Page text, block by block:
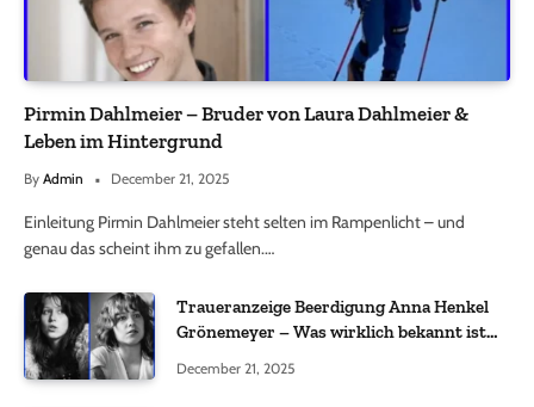
Pirmin Dahlmeier – Bruder von Laura Dahlmeier &
Leben im Hintergrund
By Admin December 21, 2025
Einleitung Pirmin Dahlmeier steht selten im Rampenlicht – und
genau das scheint ihm zu gefallen.…
Traueranzeige Beerdigung Anna Henkel
Grönemeyer – Was wirklich bekannt ist
December 21, 2025